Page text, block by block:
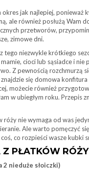
jak najlepiej, ponieważ
ale również posłużą Wam
przetworów,
zimowe dni.
tego niezwykle krótkiego
cioci lub sąsiadce i nie
Z pewnością rozchmurzą
się domowa konfitura
możecie również
w ubiegłym roku. Przepis
róży nie wymaga od was
Ale warto pomęczyć
co rozpieści wasze kubki
Z PŁATKÓW RÓŻY
2 nieduże słoiczki)